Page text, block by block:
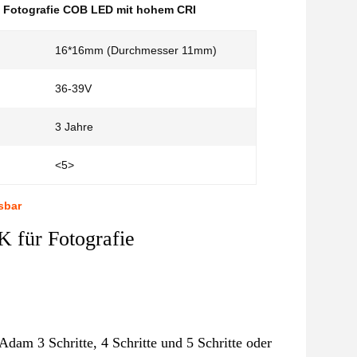
Fotografie COB LED mit hohem CRI
16*16mm (Durchmesser 11mm)
36-39V
3 Jahre
<5>
für Fotografie
3 Schritte, 4 Schritte und 5 Schritte oder